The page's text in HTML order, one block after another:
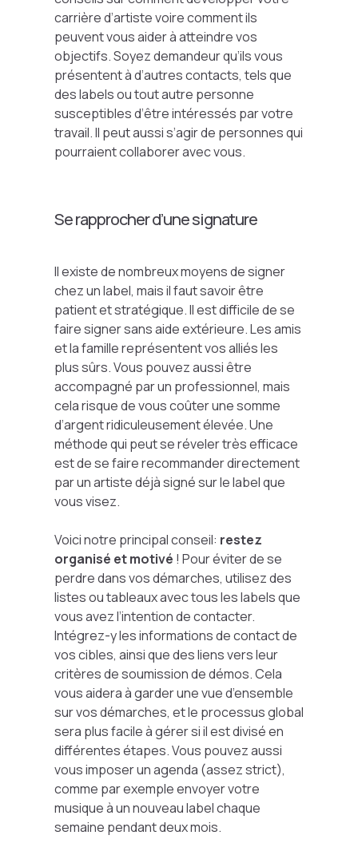
carrière d’artiste voire comment ils
peuvent vous aider à atteindre vos
objectifs. Soyez demandeur qu’ils vous
présentent à d’autres contacts, tels que
des labels ou tout autre personne
susceptibles d’être intéressés par votre
travail. Il peut aussi s’agir de personnes qui
pourraient collaborer avec vous.
Se rapprocher d’une signature
Il existe de nombreux moyens de signer
chez un label, mais il faut savoir être
patient et stratégique. Il est difficile de se
faire signer sans aide extérieure. Les amis
et la famille représentent vos alliés les
plus sûrs. Vous pouvez aussi être
accompagné par un professionnel, mais
cela risque de vous coûter une somme
d’argent ridiculeusement élevée. Une
méthode qui peut se réveler très efficace
est de se faire recommander directement
par un artiste déjà signé sur le label que
vous visez.
Voici notre principal conseil: restez
organisé et motivé ! Pour éviter de se
perdre dans vos démarches, utilisez des
listes ou tableaux avec tous les labels que
vous avez l’intention de contacter.
Intégrez-y les informations de contact de
vos cibles, ainsi que des liens vers leur
critères de soumission de démos. Cela
vous aidera à garder une vue d’ensemble
sur vos démarches, et le processus global
sera plus facile à gérer si il est divisé en
différentes étapes. Vous pouvez aussi
vous imposer un agenda (assez strict),
comme par exemple envoyer votre
musique à un nouveau label chaque
semaine pendant deux mois.